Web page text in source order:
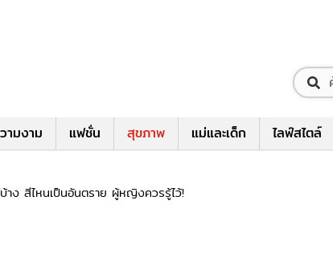
ามงาม แฟชั่น สุขภาพ แม่และเด็ก ไลฟ์สไตล์
าง สีไหนเป็นอันตราย ผู้หญิงควรรู้ไว้!